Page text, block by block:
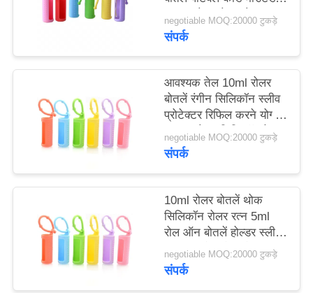
का
साइटमैप
POLICY
पुन: प्रयोज्य रोलर बोतल
सुरक्षात्मक सिलिकॉन कवर
negotiable MOQ:20000 टुकड़े
संपर्क
आवश्यक तेल 10ml रोलर
बोतलें रंगीन सिलिकॉन स्लीव
प्रोटेक्टर रिफिल करने योग्य
परफ्यूम रोलर सिलिकॉन केस
negotiable MOQ:20000 टुकड़े
संपर्क
10ml रोलर बोतलें थोक
सिलिकॉन रोलर रत्न 5ml
रोल ऑन बोतलें होल्डर स्लीव
आवश्यक तेल ले जाने का
मामला यात्रा सुरक्षात्मक कवर
negotiable MOQ:20000 टुकड़े
संपर्क